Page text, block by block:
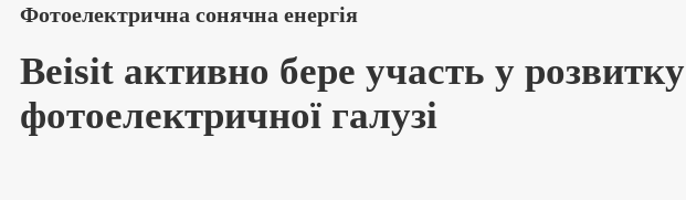
Фотоелектрична сонячна енергія
Beisit активно бере участь у розвитку
фотоелектричної галузі